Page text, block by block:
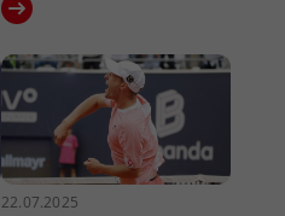
22.07.2025